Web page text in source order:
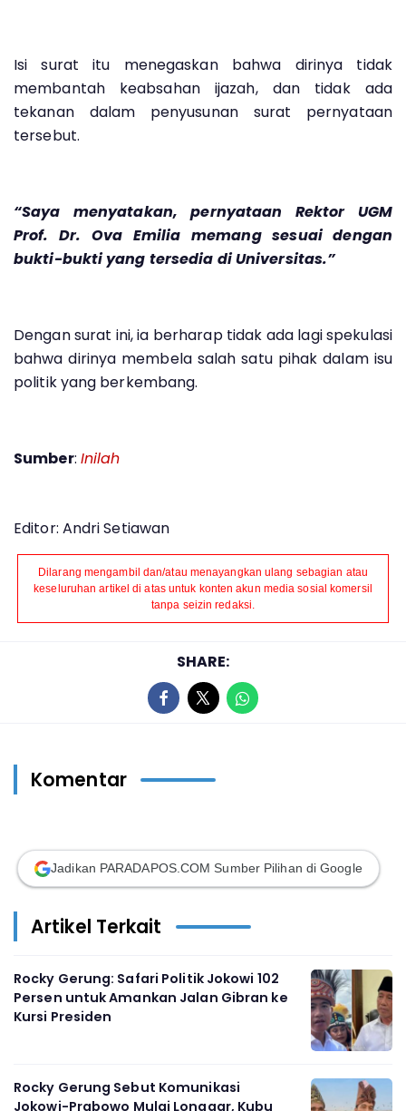
Isi surat itu menegaskan bahwa dirinya tidak
membantah keabsahan ijazah, dan tidak ada
tekanan dalam penyusunan surat pernyataan
tersebut.
“Saya menyatakan, pernyataan Rektor UGM
Prof. Dr. Ova Emilia memang sesuai dengan
bukti-bukti yang tersedia di Universitas.”
Dengan surat ini, ia berharap tidak ada lagi spekulasi
bahwa dirinya membela salah satu pihak dalam isu
politik yang berkembang.
Sumber: Inilah
Editor: Andri Setiawan
Dilarang mengambil dan/atau menayangkan ulang sebagian atau
keseluruhan artikel di atas untuk konten akun media sosial komersil
tanpa seizin redaksi.
SHARE:
Komentar
Jadikan PARADAPOS.COM Sumber Pilihan di Google
Artikel Terkait
Rocky Gerung: Safari Politik Jokowi 102
Persen untuk Amankan Jalan Gibran ke
Kursi Presiden
Rocky Gerung Sebut Komunikasi
Jokowi-Prabowo Mulai Longgar, Kubu